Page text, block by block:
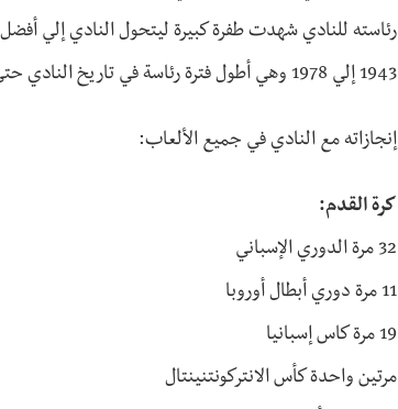
رئاسته للنادي شهدت طفرة كبيرة ليتحول النادي إلي أفضل
1943 إلي 1978 وهي أطول فترة رئاسة في تاريخ النادي حتي الأن.
إنجازاته مع النادي في جميع الألعاب:
كرة القدم:
32 مرة الدوري الإسباني
11 مرة دوري أبطال أوروبا
19 مرة كاس إسبانيا
مرتين واحدة كأس الانتركونتنينتال